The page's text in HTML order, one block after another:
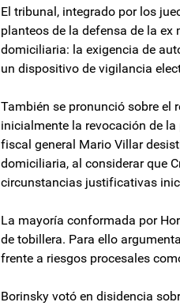
El tribunal, integrado por los
planteos de la defensa de la
domiciliaria: la exigencia de
un dispositivo de vigilancia
También se pronunció sobre el
inicialmente la revocación de
fiscal general Mario Villar
domiciliaria, al considerar que
circunstancias justificativas
La mayoría conformada por
de tobillera. Para ello
frente a riesgos procesales
Borinsky votó en disidencia